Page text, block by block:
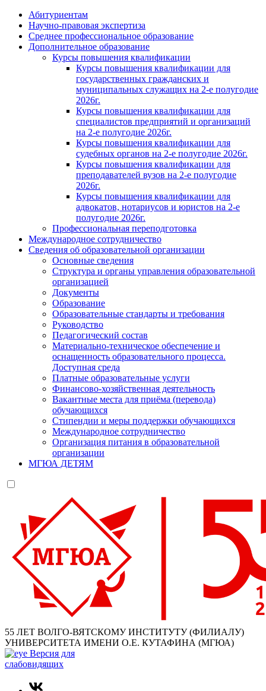
Абитуриентам
Научно-правовая экспертиза
Cреднее профессиональное образование
Дополнительное образование
Курсы повышения квалификации
Курсы повышения квалификации для
государственных гражданских и
муниципальных служащих на 2-е полугодие
2026г.
Курсы повышения квалификации для
специалистов предприятий и организаций
на 2-е полугодие 2026г.
Курсы повышения квалификации для
судебных органов на 2-е полугодие 2026г.
Курсы повышения квалификации для
преподавателей вузов на 2-е полугодие
2026г.
Курсы повышения квалификации для
адвокатов, нотариусов и юристов на 2-е
полугодие 2026г.
Профессиональная переподготовка
Международное сотрудничество
Сведения об образовательной организации
Основные сведения
Структура и органы управления образовательной
организацией
Документы
Образование
Образовательные стандарты и требования
Руководство
Педагогический состав
Материально-техническое обеспечение и
оснащенность образовательного процесса.
Доступная среда
Платные образовательные услуги
Финансово-хозяйственная деятельность
Вакантные места для приёма (перевода)
обучающихся
Стипендии и меры поддержки обучающихся
Международное сотрудничество
Организация питания в образовательной
организации
МГЮА ДЕТЯМ
55 ЛЕТ ВОЛГО-ВЯТСКОМУ ИНСТИТУТУ (ФИЛИАЛУ)
УНИВЕРСИТЕТА ИМЕНИ О.Е. КУТАФИНА (МГЮА)
Версия для
слабовидящих